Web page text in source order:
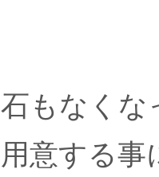
石もなくな
用意する事